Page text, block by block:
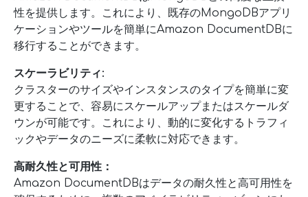
性を提供します。これにより、既存のMongoDBアプリ
ケーションやツールを簡単にAmazon DocumentDBに
移行することができます。
スケーラビリティ:
クラスターのサイズやインスタンスのタイプを簡単に変
更することで、容易にスケールアップまたはスケールダ
ウンが可能です。これにより、動的に変化するトラフィ
ックやデータのニーズに柔軟に対応できます。
高耐久性と可用性：
Amazon DocumentDBはデータの耐久性と高可用性を